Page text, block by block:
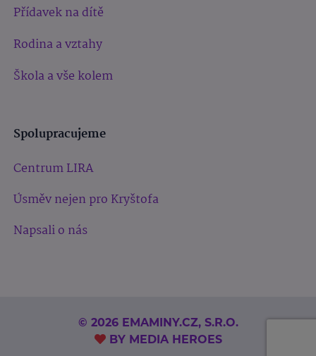
Přídavek na dítě
Rodina a vztahy
Škola a vše kolem
Spolupracujeme
Centrum LIRA
Úsměv nejen pro Kryštofa
Napsali o nás
© 2026 EMAMINY.CZ, S.R.O.
BY MEDIA HEROES